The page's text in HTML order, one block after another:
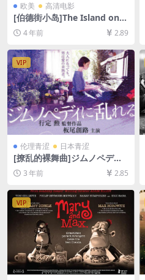
欧美 高清电影
[伯德街小岛]The Island on B
ird Street (1997)[百度网盘
+迅雷云盘资源1080P超清未
删减][MP4/6.6GB][中文字幕]
4 年前 2.89
VIP
伦理青涩 日本青涩
[撩乱的裸舞曲]ジムノペディ
に乱れる (2016)[百度网盘+夸
克网盘1080P超清未删减资源]
9GB][日语中字]
3 年前 2.85
VIP